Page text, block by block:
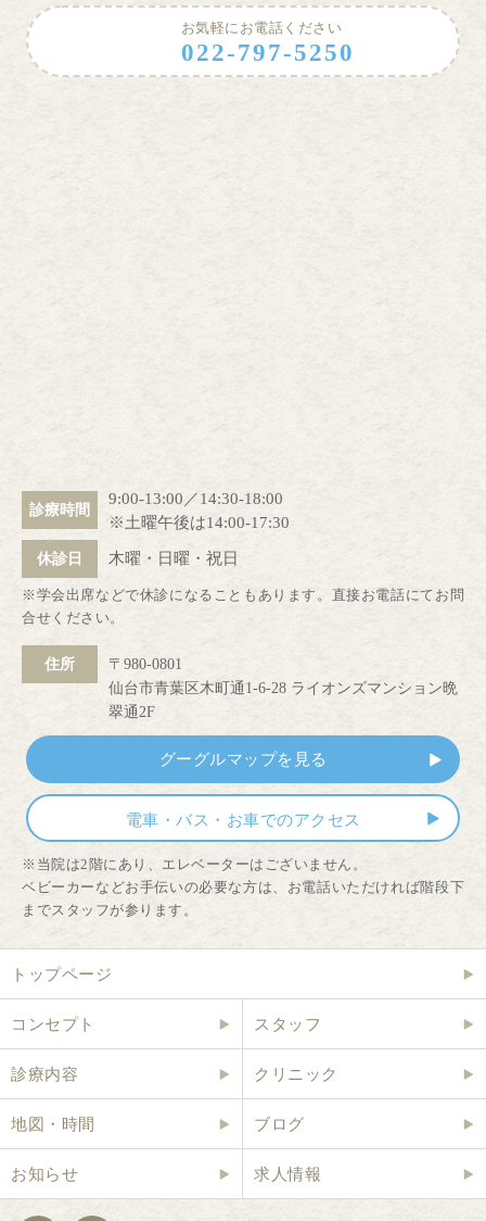
お気軽にお電話ください
022-797-5250
診療時間
9:00-13:00／14:30-18:00
※土曜午後は14:00-17:30
休診日 木曜・日曜・祝日
※学会出席などで休診になることもあります。直接お電話にてお問
合せください。
住所
〒980-0801
仙台市青葉区木町通1-6-28 ライオンズマンション晩
翠通2F
グーグルマップを見る
電車・バス・お車でのアクセス
※当院は2階にあり、エレベーターはございません。
ベビーカーなどお手伝いの必要な方は、お電話いただければ階段下
までスタッフが参ります。
トップページ
コンセプト スタッフ
診療内容 クリニック
地図・時間 ブログ
お知らせ 求人情報